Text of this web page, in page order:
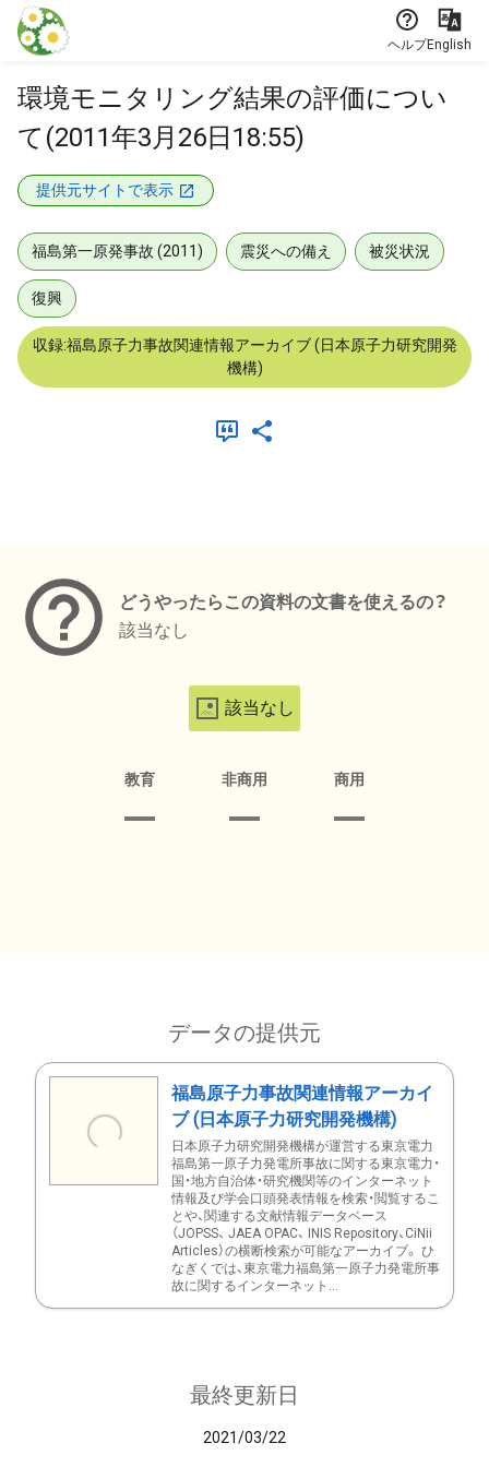
本文に飛ぶ
ヘルプEnglish
環境モニタリング結果の評価につい
て(2011年3月26日18:55)
提供元サイトで表示
福島第一原発事故 (2011) 震災への備え 被災状況
復興
収録:福島原子力事故関連情報アーカイブ (日本原子力研究開発
機構)
どうやったらこの資料の文書を使えるの？
該当なし
該当なし
教育 非商用 商用
データの提供元
福島原子力事故関連情報アーカイ
ブ (日本原子力研究開発機構)
日本原子力研究開発機構が運営する東京電力
福島第一原子力発電所事故に関する東京電力・
国・地方自治体・研究機関等のインターネット
情報及び学会口頭発表情報を検索・閲覧するこ
とや、関連する文献情報データベース
（JOPSS、 JAEA OPAC、 INIS Repository、CiNii
Articles）の横断検索が可能なアーカイブ。 ひ
なぎくでは、東京電力福島第一原子力発電所事
故に関するインターネット...
最終更新日
2021/03/22